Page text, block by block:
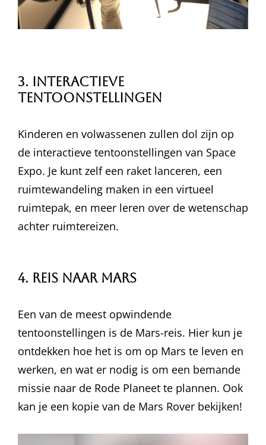
3. Interactieve
Tentoonstellingen
Kinderen en volwassenen zullen dol zijn op
de interactieve tentoonstellingen van Space
Expo. Je kunt zelf een raket lanceren, een
ruimtewandeling maken in een virtueel
ruimtepak, en meer leren over de wetenschap
achter ruimtereizen.
4. Reis naar Mars
Een van de meest opwindende
tentoonstellingen is de Mars-reis. Hier kun je
ontdekken hoe het is om op Mars te leven en
werken, en wat er nodig is om een bemande
missie naar de Rode Planeet te plannen. Ook
kan je een kopie van de Mars Rover bekijken!